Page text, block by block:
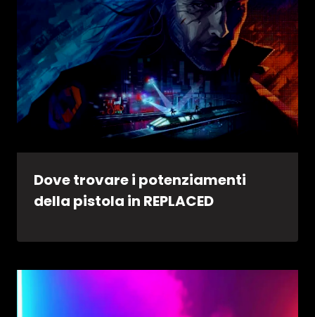
Dove trovare i potenziamenti
della pistola in REPLACED